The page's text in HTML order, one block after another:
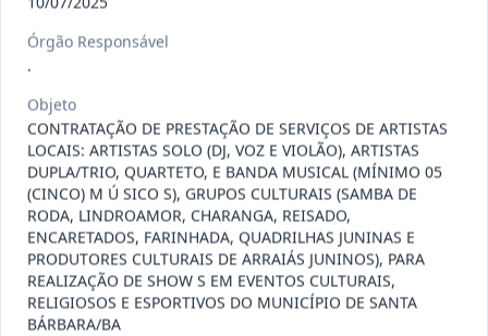
009/2026 Registro de preços para possível e
Situação: Concluído Data :06/08/2026 Ver detalhes
014/2026
-
A presente Ata tem por objeto o
Registro de preços para even...
Situação: Concluído Data:06/08/2026 Ver detalhes
Órgão Responsável
.
Objeto
CONTRATAÇÃO DE PRESTAÇÃO DE SERVIÇOS DE ARTISTAS
LOCAIS: ARTISTAS SOLO (DJ, VOZ E VIOLÃO), ARTISTAS
DUPLA/TRIO, QUARTETO, E BANDA MUSICAL (MÍNIMO 05
(CINCO) M Ú SICO S), GRUPOS CULTURAIS (SAMBA DE
RODA, LINDROAMOR, CHARANGA, REISADO,
ENCARETADOS, FARINHADA, QUADRILHAS JUNINAS E
PRODUTORES CULTURAIS DE ARRAIÁS JUNINOS), PARA
REALIZAÇÃO DE SHOW S EM EVENTOS CULTURAIS,
RELIGIOSOS E ESPORTIVOS DO MUNICÍPIO DE SANTA
BÁRBARA/BA